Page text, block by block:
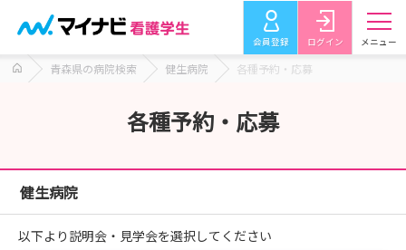
会員登録 ログイン メニュー
青森県の病院検索 健生病院 各種予約・応募
各種予約・応募
健生病院
以下より説明会・見学会を選択してください